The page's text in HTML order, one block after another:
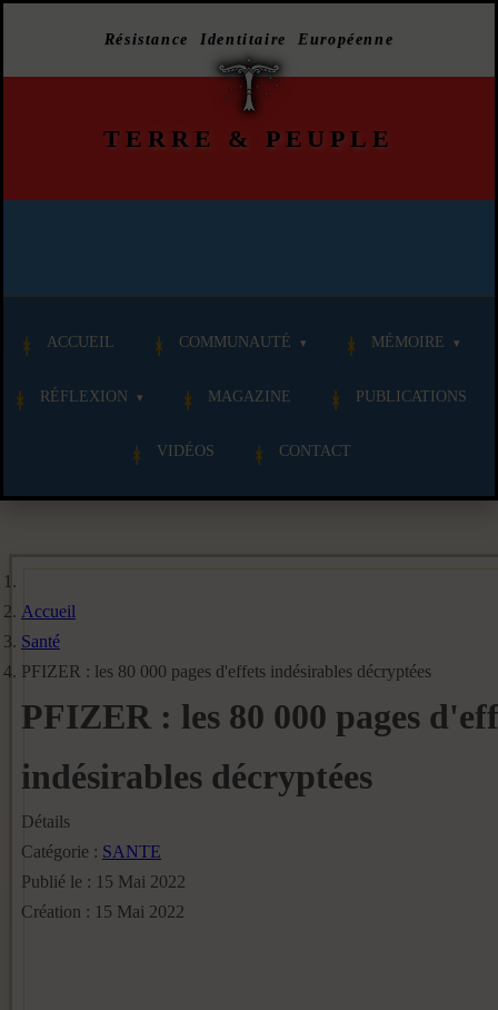
Résistance Identitaire Européenne
TERRE & PEUPLE
ACCUEIL COMMUNAUTÉ MÉMOIRE
RÉFLEXION MAGAZINE PUBLICATIONS
VIDÉOS CONTACT
Accueil
Santé
PFIZER : les 80 000 pages d'effets indésirables décryptées
PFIZER : les 80 000 pages
indésirables décryptées
Détails
Catégorie : SANTE
Publié le : 15 Mai 2022
Création : 15 Mai 2022